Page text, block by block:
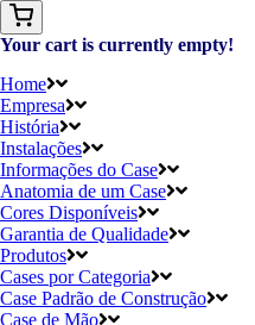
Your cart is currently empty!
Home
Empresa
História
Instalações
Informações do Case
Anatomia de um Case
Cores Disponíveis
Garantia de Qualidade
Produtos
Cases por Categoria
Case Padrão de Construção
Case de Mão